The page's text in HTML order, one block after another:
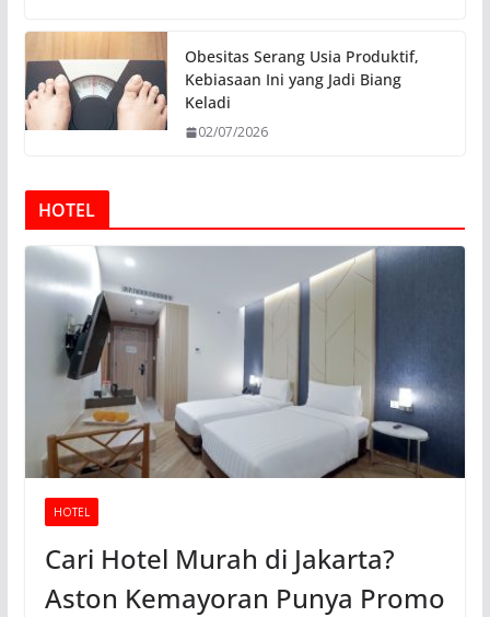
Obesitas Serang Usia Produktif,
Kebiasaan Ini yang Jadi Biang
Keladi
02/07/2026
HOTEL
HOTEL
Cari Hotel Murah di Jakarta?
Aston Kemayoran Punya Promo